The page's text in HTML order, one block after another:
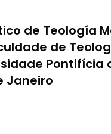
de Teología
de
Pontifícia
Janeiro